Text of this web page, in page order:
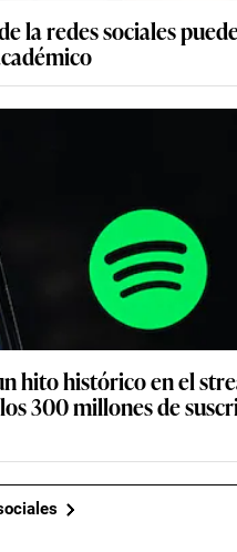
la redes sociales
hito histórico en el
300 millones de